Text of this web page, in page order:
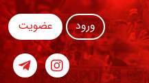
ورود عضویت